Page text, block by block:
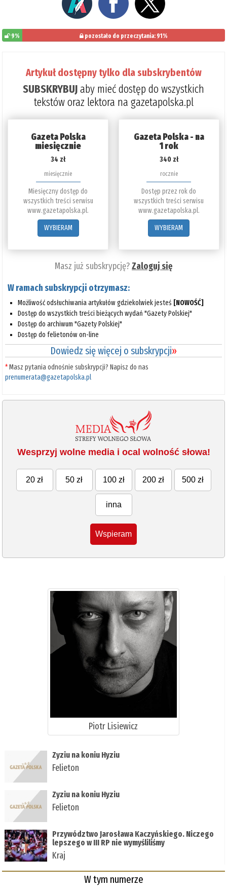
9% pozostało do przeczytania: 91%
Artykuł dostępny tylko dla subskrybentów
SUBSKRYBUJaby mieć dostęp do wszystkich
tekstów oraz lektora na gazetapolska.pl
Gazeta Polska
miesięcznie
34 zł
miesięcznie
Miesięczny dostęp do
wszystkich treści serwisu
www.gazetapolska.pl.
WYBIERAM
Gazeta Polska - na
1 rok
340 zł
rocznie
Dostęp przez rok do
wszystkich treści serwisu
www.gazetapolska.pl.
WYBIERAM
Masz już subskrypcję?Zaloguj się
W ramach subskrypcji otrzymasz:
Możliwość odsłuchiwania artykułów gdziekolwiek jesteś [NOWOŚĆ]
Dostęp do wszystkich treści bieżących wydań "Gazety Polskiej"
Dostęp do archiwum "Gazety Polskiej"
Dostęp do felietonów on-line
Dowiedz się więcej o subskrypcji»
*Masz pytania odnośnie subskrypcji? Napisz do nas
prenumerata@gazetapolska.pl
Wesprzyj wolne media i ocal wolność słowa!
20 zł 50 zł 100 zł 200 zł 500 zł
inna
Wspieram
Piotr Lisiewicz
Zyziu na koniu Hyziu
Felieton
Zyziu na koniu Hyziu
Felieton
Przywództwo Jarosława Kaczyńskiego. Niczego
lepszego w III RP nie wymyśliliśmy
Kraj
W tym numerze